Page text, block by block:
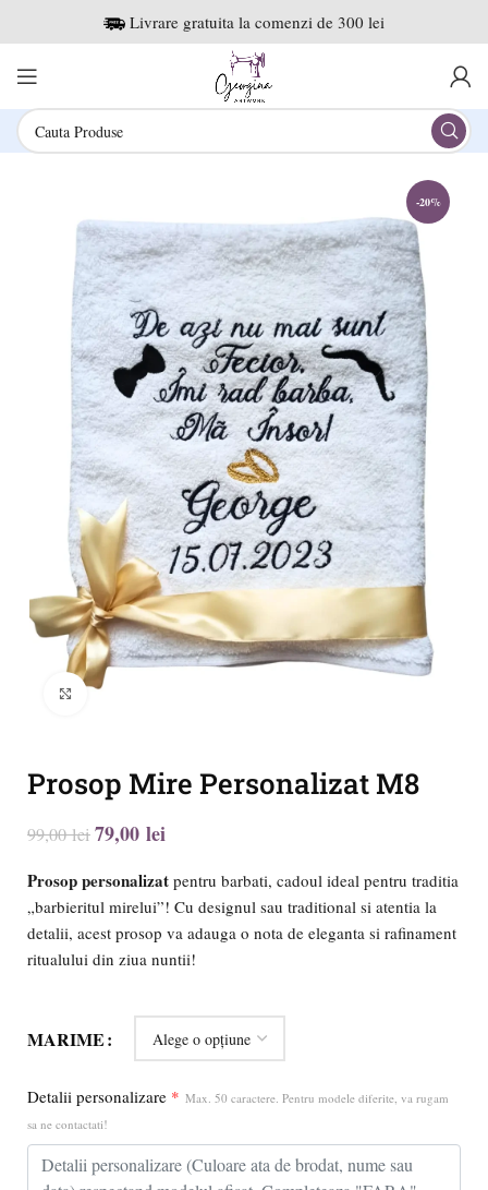
Livrare gratuita la comenzi de 300 lei
-20%
Click to enlarge
Prosop Mire Personalizat M8
99,00lei79,00 lei
Prosop personalizat pentru barbati, cadoul ideal pentru traditia
„barbieritul mirelui”! Cu designul sau traditional si atentia la
detalii, acest prosop va adauga o nota de eleganta si rafinament
ritualului din ziua nuntii!
MARIME
Detalii personalizare * Max. 50 caractere. Pentru modele diferite, va rugam
sa ne contactati!